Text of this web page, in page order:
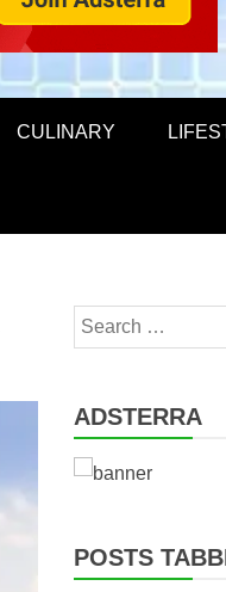
CULINARY
Search
for:
ADSTERRA
POSTS